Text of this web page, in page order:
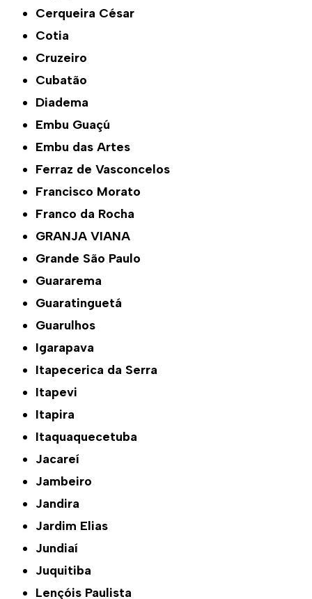
Cerqueira César
Cotia
Cruzeiro
Cubatão
Diadema
Embu Guaçú
Embu das Artes
Ferraz de Vasconcelos
Francisco Morato
Franco da Rocha
GRANJA VIANA
Grande São Paulo
Guararema
Guaratinguetá
Guarulhos
Igarapava
Itapecerica da Serra
Itapevi
Itapira
Itaquaquecetuba
Jacareí
Jambeiro
Jandira
Jardim Elias
Jundiaí
Juquitiba
Lençóis Paulista